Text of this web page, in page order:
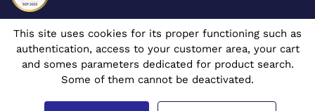
Suivez-nous sur les réseaux sociaux
This site uses cookies for its proper functioning such as
authentication, access to your customer area, your cart
and somes parameters dedicated for product search.
Some of them cannot be deactivated.